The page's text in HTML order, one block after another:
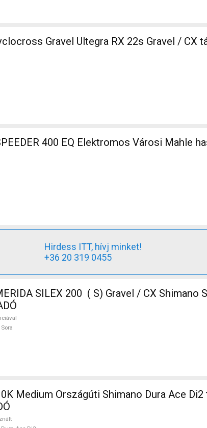
Gravel Ultegra RX 22s Gravel / CX
400 EQ Elektromos Városi Mahle
Hirdess ITT, hívj minket!
+36 20 319 0455
SILEX 200 ( S) Gravel / CX Shimano
Medium Országúti Shimano Dura Ace